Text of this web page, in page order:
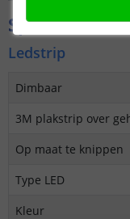
Specificaties
Ledstrip
Dimbaar
3M plakstrip over
Op maat te knippen
Type LED
Kleur